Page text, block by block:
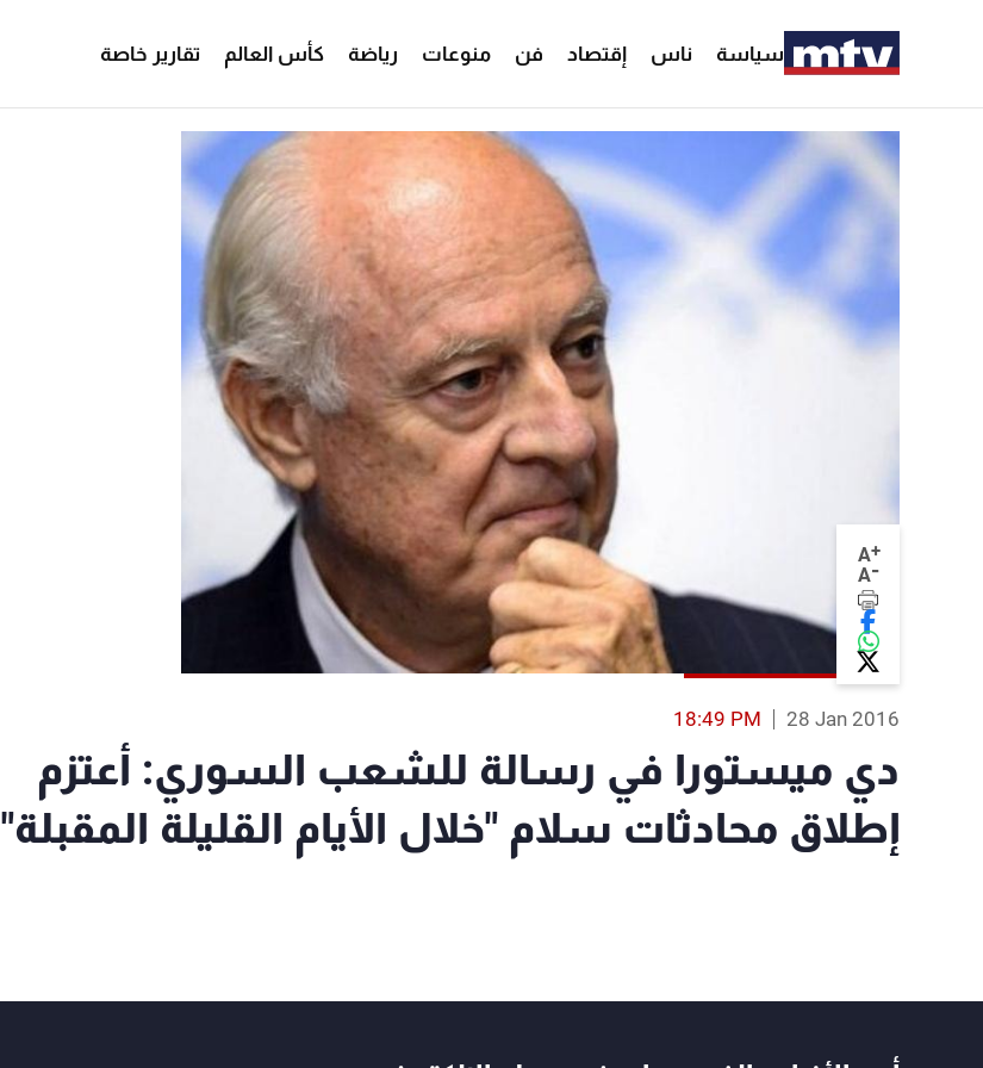
سياسة ناس إقتصاد فن منوعات رياضة كأس العالم تقارير خاصة
A+
A-
28 Jan 2016
18:49 PM
دي ميستورا في رسالة للشعب السوري: أعتزم
إطلاق محادثات سلام "خلال الأيام القليلة المقبلة"